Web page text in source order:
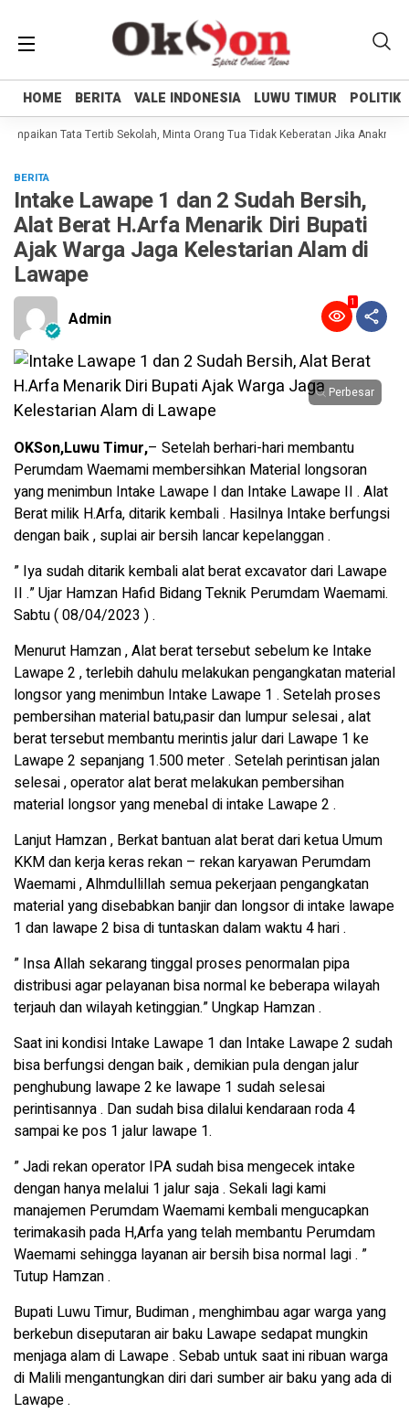
HOME BERITA VALE INDONESIA LUWU TIMUR POLITIK
HOME BERITA VALE INDONESIA LUWU TIMUR POLITIK
Tata Tertib Sekolah, Minta Orang Tua Tidak Keberatan Jika Anaknya
BERITA
Intake Lawape 1 dan 2 Sudah Bersih,
Alat Berat H.Arfa Menarik Diri Bupati
Ajak Warga Jaga Kelestarian Alam di
Lawape
Admin
1
Perbesar
OKSon,Luwu Timur,– Setelah berhari-hari membantu
Perumdam Waemami membersihkan Material longsoran
yang menimbun Intake Lawape I dan Intake Lawape II . Alat
Berat milik H.Arfa, ditarik kembali . Hasilnya Intake berfungsi
dengan baik , suplai air bersih lancar kepelanggan .
” Iya sudah ditarik kembali alat berat excavator dari Lawape
II .” Ujar Hamzan Hafid Bidang Teknik Perumdam Waemami.
Sabtu ( 08/04/2023 ) .
Menurut Hamzan , Alat berat tersebut sebelum ke Intake
Lawape 2 , terlebih dahulu melakukan pengangkatan material
longsor yang menimbun Intake Lawape 1 . Setelah proses
pembersihan material batu,pasir dan lumpur selesai , alat
berat tersebut membantu merintis jalur dari Lawape 1 ke
Lawape 2 sepanjang 1.500 meter . Setelah perintisan jalan
selesai , operator alat berat melakukan pembersihan
material longsor yang menebal di intake Lawape 2 .
Lanjut Hamzan , Berkat bantuan alat berat dari ketua Umum
KKM dan kerja keras rekan – rekan karyawan Perumdam
Waemami , Alhmdullillah semua pekerjaan pengangkatan
material yang disebabkan banjir dan longsor di intake lawape
1 dan lawape 2 bisa di tuntaskan dalam waktu 4 hari .
” Insa Allah sekarang tinggal proses penormalan pipa
distribusi agar pelayanan bisa normal ke beberapa wilayah
terjauh dan wilayah ketinggian.” Ungkap Hamzan .
Saat ini kondisi Intake Lawape 1 dan Intake Lawape 2 sudah
bisa berfungsi dengan baik , demikian pula dengan jalur
penghubung lawape 2 ke lawape 1 sudah selesai
perintisannya . Dan sudah bisa dilalui kendaraan roda 4
sampai ke pos 1 jalur lawape 1.
” Jadi rekan operator IPA sudah bisa mengecek intake
dengan hanya melalui 1 jalur saja . Sekali lagi kami
manajemen Perumdam Waemami kembali mengucapkan
terimakasih pada H,Arfa yang telah membantu Perumdam
Waemami sehingga layanan air bersih bisa normal lagi . ”
Tutup Hamzan .
Bupati Luwu Timur, Budiman , menghimbau agar warga yang
berkebun diseputaran air baku Lawape sedapat mungkin
menjaga alam di Lawape . Sebab untuk saat ini ribuan warga
di Malili mengantungkan diri dari sumber air baku yang ada di
Lawape .